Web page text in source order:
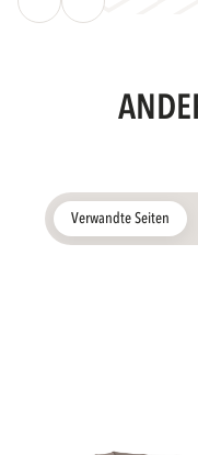
Verwandte Seiten